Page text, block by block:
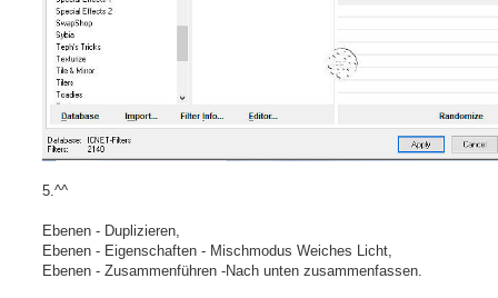
5.^^
Ebenen - Duplizieren,
Ebenen - Eigenschaften - Mischmodus Weiches Licht,
Ebenen - Zusammenführen -Nach unten zusammenfassen.